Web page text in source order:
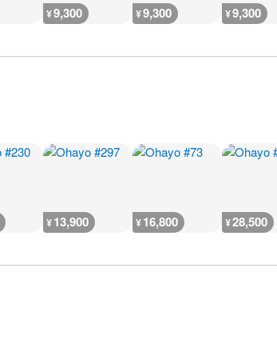
¥9,300 ¥9,300 ¥9,300
¥13,900 ¥16,800 ¥28,500